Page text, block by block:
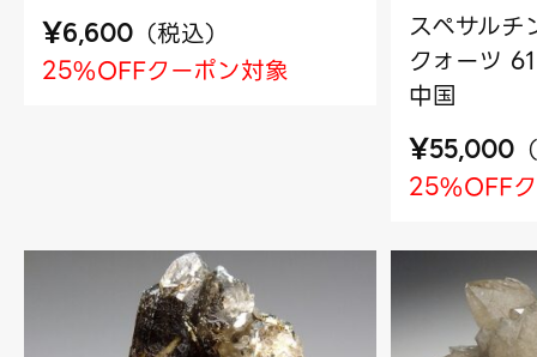
¥6,600 （税込）
25%OFFクーポン対象
スペサル
クォーツ
中国
¥55,000 （
25%OFF